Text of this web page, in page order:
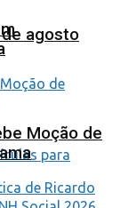
agosto
Moção de